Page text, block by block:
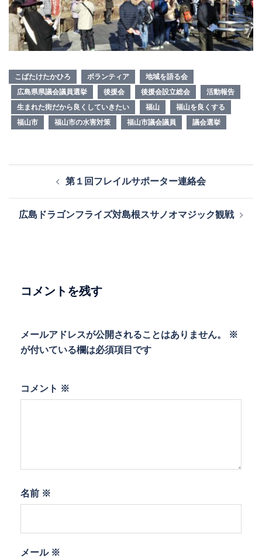
こばたけたかひろ ボランティア
地域を語る会
広島県県議会議員選挙
後援会 後援会設立総会
活動報告
生まれた街だから良くしていきたい
福山
福山を良くする
福山市
福山市の水害対策 福山市議会議員 議会選挙
ビ
ョ
第１回フレイルサポーター連絡会
広島ドラゴンフライズ対島根スサノオマジック観戦
コメントを残す
メールアドレスが公開されることはありません。
※
が付いている欄は必須項目です
コメント ※
名前 ※
メール ※